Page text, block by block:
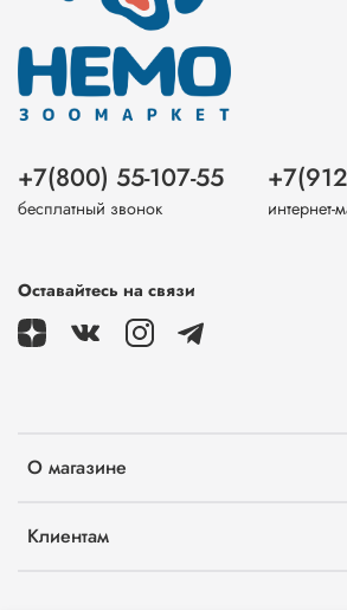
О магазине
Клиентам
+7(800) 55-107-55
бесплатный звонок интернет-
Оставайтесь на связи